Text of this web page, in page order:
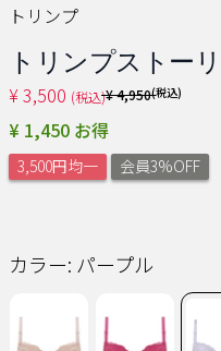
トリンプ
トリンプストー
¥ 3,500 (税込)Price reduced from
¥ 4,950(税込)
¥ 1,450 お得
3,500円均一 会員3%OFF
カラー: パープル